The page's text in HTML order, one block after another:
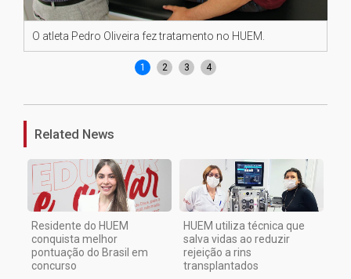
O atleta Pedro Oliveira fez tratamento no HUEM.
1 2 3 4
Related News
Residente do HUEM
conquista melhor
pontuação do Brasil em
concurso
HUEM utiliza técnica que
salva vidas ao reduzir
rejeição a rins
transplantados